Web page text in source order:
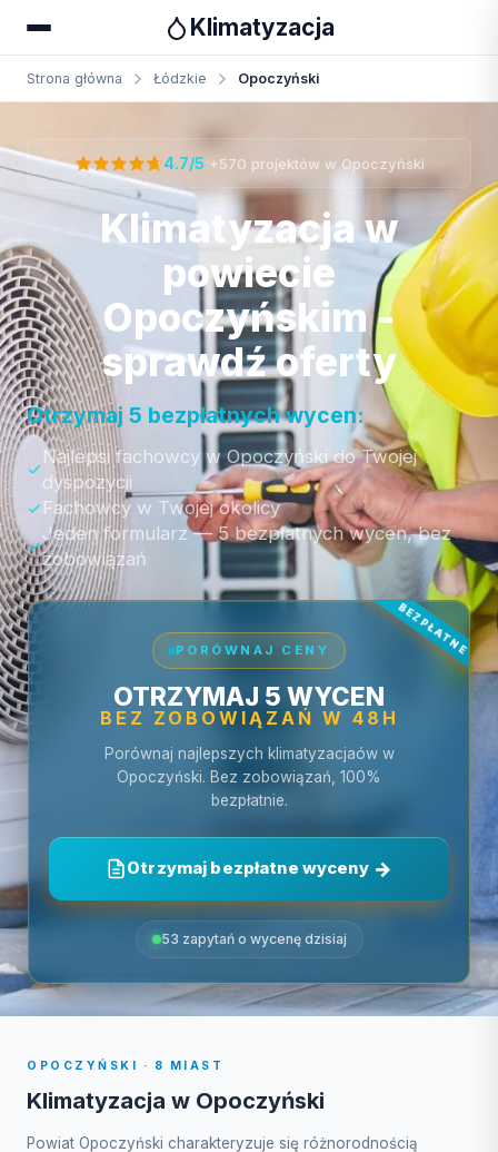
Klimatyzacja
Strona główna Łódzkie Opoczyński
Otrzymaj bezpłatną wycenę
4.7/5·+570 projektów w Opoczyński
Klimatyzacja w
powiecie
Opoczyńskim -
sprawdź oferty
Otrzymaj 5 bezpłatnych wycen:
Najlepsi fachowcy w Opoczyński do Twojej
dyspozycji
Fachowcy w Twojej okolicy
Jeden formularz — 5 bezpłatnych wycen, bez
zobowiązań
PORÓWNAJ CENY
OTRZYMAJ 5 WYCEN
BEZ ZOBOWIĄZAŃ W 48H
Porównaj najlepszych klimatyzacjaów w
Opoczyński. Bez zobowiązań, 100%
bezpłatnie.
Otrzymaj bezpłatne wyceny
53 zapytań o wycenę dzisiaj
OPOCZYŃSKI · 8 MIAST
Klimatyzacja w Opoczyński
Powiat Opoczyński charakteryzuje się różnorodnością